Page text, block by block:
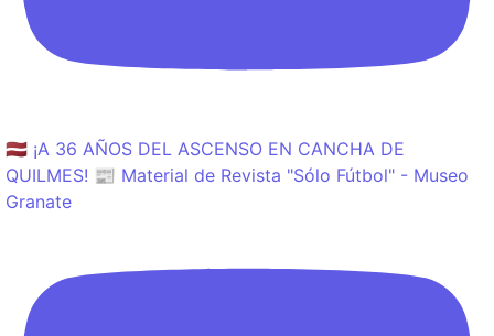
🇱🇻 ¡A 36 AÑOS DEL ASCENSO EN CANCHA DE
QUILMES! 📰 Material de Revista "Sólo Fútbol" - Museo
Granate